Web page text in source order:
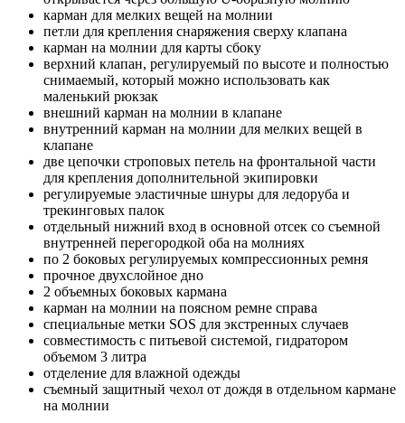
карман для мелких вещей на молнии
петли для крепления снаряжения сверху клапана
карман на молнии для карты сбоку
верхний клапан, регулируемый по высоте и полностью
снимаемый, который можно использовать как
маленький рюкзак
внешний карман на молнии в клапане
внутренний карман на молнии для мелких вещей в
клапане
две цепочки строповых петель на фронтальной части
для крепления дополнительной экипировки
регулируемые эластичные шнуры для ледоруба и
трекинговых палок
отдельный нижний вход в основной отсек со съемной
внутренней перегородкой оба на молниях
по 2 боковых регулируемых компрессионных ремня
прочное двухслойное дно
2 объемных боковых кармана
карман на молнии на поясном ремне справа
специальные метки SOS для экстренных случаев
совместимость с питьевой системой, гидратором
объемом 3 литра
отделение для влажной одежды
съемный защитный чехол от дождя в отдельном кармане
на молнии